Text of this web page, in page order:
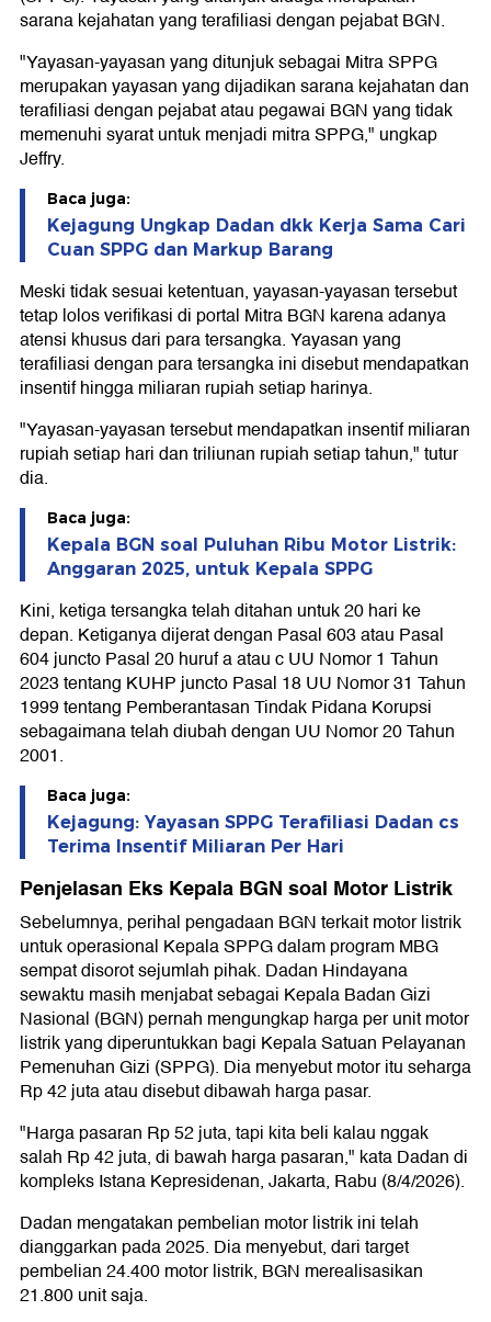
sarana kejahatan yang terafiliasi dengan pejabat BGN.
"Yayasan-yayasan yang ditunjuk sebagai Mitra SPPG
merupakan yayasan yang dijadikan sarana kejahatan dan
terafiliasi dengan pejabat atau pegawai BGN yang tidak
memenuhi syarat untuk menjadi mitra SPPG," ungkap
Jeffry.
Baca juga:
Kejagung Ungkap Dadan dkk Kerja Sama Cari
Cuan SPPG dan Markup Barang
Meski tidak sesuai ketentuan, yayasan-yayasan tersebut
tetap lolos verifikasi di portal Mitra BGN karena adanya
atensi khusus dari para tersangka. Yayasan yang
terafiliasi dengan para tersangka ini disebut mendapatkan
insentif hingga miliaran rupiah setiap harinya.
"Yayasan-yayasan tersebut mendapatkan insentif miliaran
rupiah setiap hari dan triliunan rupiah setiap tahun," tutur
dia.
Baca juga:
Kepala BGN soal Puluhan Ribu Motor Listrik:
Anggaran 2025, untuk Kepala SPPG
Kini, ketiga tersangka telah ditahan untuk 20 hari ke
depan. Ketiganya dijerat dengan Pasal 603 atau Pasal
604 juncto Pasal 20 huruf a atau c UU Nomor 1 Tahun
2023 tentang KUHP juncto Pasal 18 UU Nomor 31 Tahun
1999 tentang Pemberantasan Tindak Pidana Korupsi
sebagaimana telah diubah dengan UU Nomor 20 Tahun
2001.
Baca juga:
Kejagung: Yayasan SPPG Terafiliasi Dadan cs
Terima Insentif Miliaran Per Hari
Penjelasan Eks Kepala BGN soal Motor Listrik
Sebelumnya, perihal pengadaan BGN terkait motor listrik
untuk operasional Kepala SPPG dalam program MBG
sempat disorot sejumlah pihak. Dadan Hindayana
sewaktu masih menjabat sebagai Kepala Badan Gizi
Nasional (BGN) pernah mengungkap harga per unit motor
listrik yang diperuntukkan bagi Kepala Satuan Pelayanan
Pemenuhan Gizi (SPPG). Dia menyebut motor itu seharga
Rp 42 juta atau disebut dibawah harga pasar.
"Harga pasaran Rp 52 juta, tapi kita beli kalau nggak
salah Rp 42 juta, di bawah harga pasaran," kata Dadan di
kompleks Istana Kepresidenan, Jakarta, Rabu (8/4/2026).
Dadan mengatakan pembelian motor listrik ini telah
dianggarkan pada 2025. Dia menyebut, dari target
pembelian 24.400 motor listrik, BGN merealisasikan
21.800 unit saja.